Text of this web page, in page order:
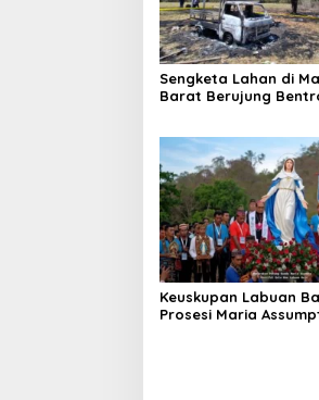
Sengketa Lahan di
Barat Berujung
Keuskupan Labuan
Prosesi Maria